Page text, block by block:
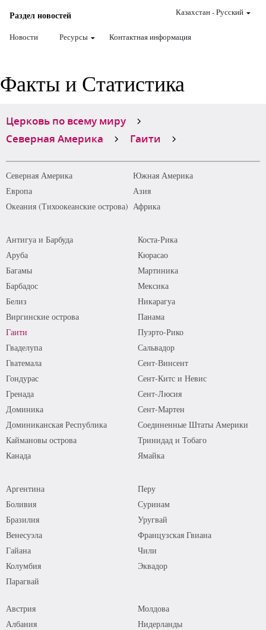
Раздел новостей
Новости Ресурсы Контактная информация
Казахстан-Pусский
Факты и Статистика
Церковь по всему миру
Северная Америка
Гаити
Северная Америка
Южная Америка
Европа
Азия
Океания (Тихоокеанские острова) Африка
Антигуа и Барбуда
Аруба
Багамы
Барбадос
Белиз
Виргинские острова
Гаити
Гваделупа
Гватемала
Гондурас
Гренада
Доминика
Доминиканская Республика
Каймановы острова
Канада
Коста-Рика
Кюрасао
Мартиника
Мексика
Никарагуа
Панама
Пуэрто-Рико
Сальвадор
Сент-Винсент
Сент-Китс и Невис
Сент-Люсия
Сент-Мартен
Соединенные Штаты Америки
Тринидад и Тобаго
Ямайка
Аргентина
Боливия
Бразилия
Венесуэла
Гайана
Колумбия
Парагвай
Перу
Суринам
Уругвай
Французская Гвиана
Чили
Эквадор
Австрия
Албания
Молдова
Нидерланды